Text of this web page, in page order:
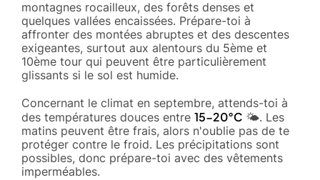
montagnes rocailleux, des forêts denses et
quelques vallées encaissées. Prépare-toi à
affronter des montées abruptes et des descentes
exigeantes, surtout aux alentours du 5ème et
10ème tour qui peuvent être particulièrement
glissants si le sol est humide.
Concernant le climat en septembre, attends-toi à
des températures douces entre 15-20°C 🌤️. Les
matins peuvent être frais, alors n'oublie pas de te
protéger contre le froid. Les précipitations sont
possibles, donc prépare-toi avec des vêtements
imperméables.